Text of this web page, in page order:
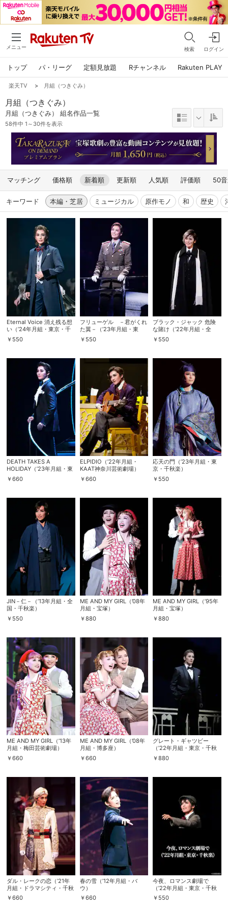
メニュー 検索 ログイン
トップ パ・リーグ 定額見放題 Rチャンネル Rakuten PLAY
会員設定 会員情報
会員情報変更
基本情報、本人連絡先、パスワード 、クレ
ジットカード情報の変更が可能です。
楽天TV > 月組（つきぐみ）
月組（つきぐみ）
月組（つきぐみ） 組名作品一覧
58件中 1～30件を表示
マッチング 価格順 新着順 更新順 人気順 評価順 50
キーワード 本編・芝居 ミュージカル 原作モノ 和 歴史
Eternal Voice 消え残る想
い（’24年月組・東京・千
秋楽）
￥ 550
フリューゲル －君がくれ
た翼－（’23年月組・東
京・千秋楽）
￥ 550
ブラック・ジャック 危険
な賭け（’22年月組・全
国）
￥ 550
DEATH TAKES A
HOLIDAY（’23年月組・東
急シアターオーブ）
￥660
ELPIDIO（’22年月組・
KAAT神奈川芸術劇場）
￥660
応天の門（’23年月組・東
京・千秋楽）
￥ 550
JIN－仁－（’13年月組・全
国・千秋楽）
￥ 550
ME AND MY GIRL（’08年
月組・宝塚）
￥880
ME AND MY GIRL（’95年
月組・宝塚）
￥880
ME AND MY GIRL（’13年
月組・梅田芸術劇場）
￥660
ME AND MY GIRL（’08年
月組・博多座）
￥660
グレート・ギャツビー
（’22年月組・東京・千秋
楽）
￥880
ダル・レークの恋（’21年
月組・ドラマシティ・千秋
楽）
￥660
春の雪（’12年月組・バ
ウ）
￥660
今夜、ロマンス劇場で
（’22年月組・東京・千秋
楽）
￥ 550